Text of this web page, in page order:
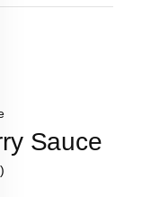
Sauce